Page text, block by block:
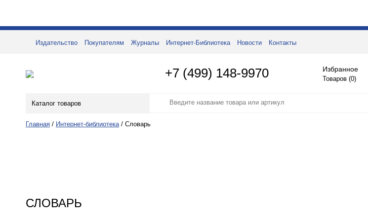
Издательство Покупателям Журналы Интернет-Библиотека Новости Контакты
+7 (499) 148-9970 Избранное
Товаров (0)
Каталог товаров
Главная / Интернет-библиотека / Словарь
СЛОВАРЬ